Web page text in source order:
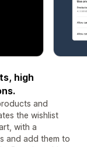
high
and
the wishlist
with a
and add them to